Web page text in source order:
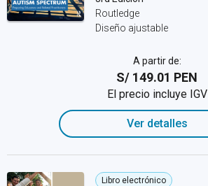
Routledge
Diseño ajustable
A partir de:
S/ 149.01 PEN
El precio incluye IGV
Ver detalles
Libro electrónico